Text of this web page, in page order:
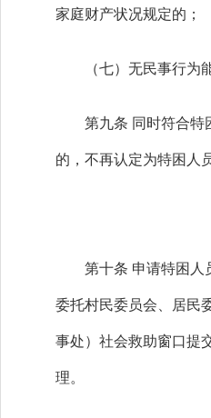
家庭财产状况规定的；
（七）无民事行为能
第九条 同时符合特困
的，不再认定为特困人
第十条 申请特困人员
委托村民委员会、居民
事处）社会救助窗口提
理。